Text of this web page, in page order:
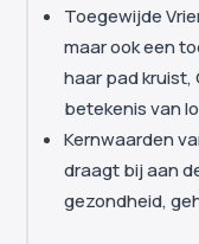
Toegewijde
maar ook een
haar pad
betekenis van
Kernwaarden
draagt bij aan
gezondheid,